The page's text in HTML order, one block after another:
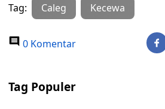
Tag: Caleg Kecewa
0 Komentar
Tag Populer